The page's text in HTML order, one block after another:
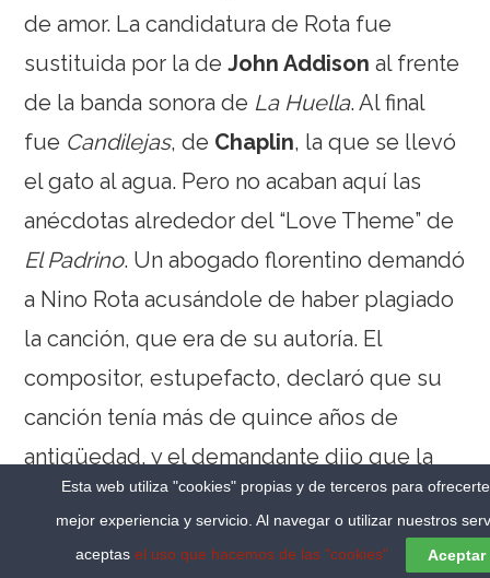
de amor. La candidatura de Rota fue
sustituida por la deJohn Addison al frente
de la banda sonora de La Huella. Al final
fue Candilejas, de Chaplin, la que se llevó
el gato al agua. Pero no acaban aquí las
anécdotas alrededor del “Love Theme” de
El Padrino. Un abogado florentino demandó
a Nino Rota acusándole de haber plagiado
la canción, que era de su autoría. El
compositor, estupefacto, declaró que su
canción tenía más de quince años de
antigüedad, y el demandante dijo que la
banda sonora de esa película (Fortunella)
había sido trucada para incluir la canción.
Esta web utiliza "cookies" propias y de terceros para
mejor experiencia y servicio. Al navegar o utilizar nuestros
aceptas el uso que hacemos de las "cookies" Aceptar